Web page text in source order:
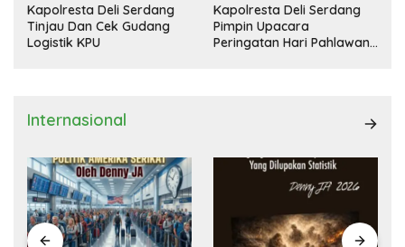
Kapolresta Deli Serdang
Pimpin Upacara
Peringatan Hari Pahlawan
11 Rumah Rusak Diterjang
Bandang Di Tanah Pinem
Dairi
Internasional